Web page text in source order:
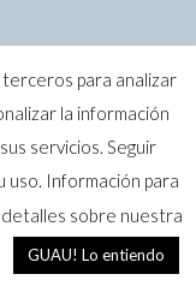
© 2019 Tu
Española de
para analizar
la información
servicios. Seguir
uso. Información para
sobre nuestra
GUAU! Lo entiendo